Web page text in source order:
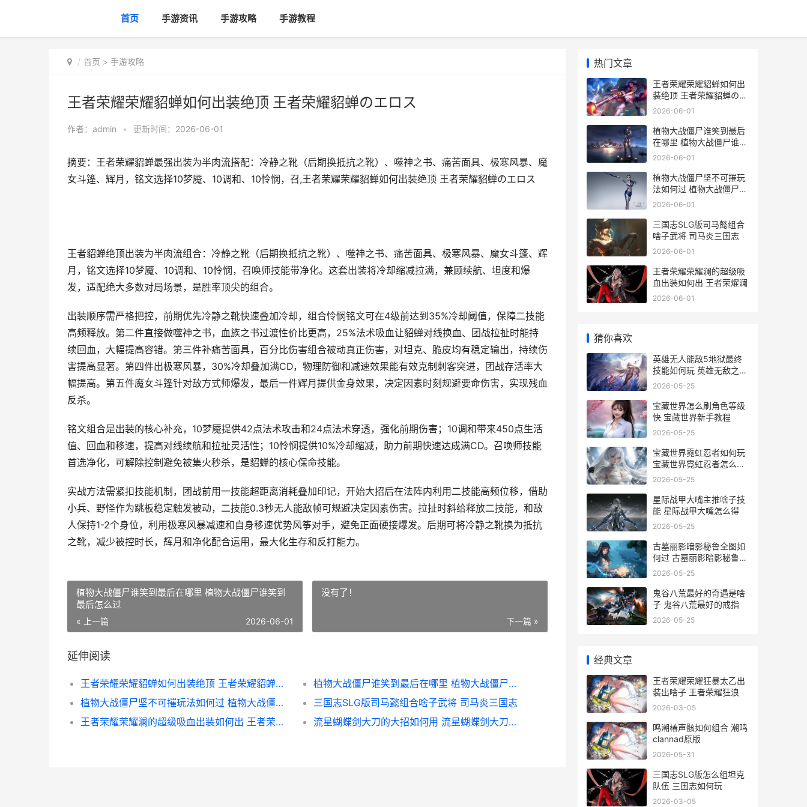
首页 手游资讯 手游攻略 手游教程
首页 > 手游攻略
王者荣耀荣耀貂蝉如何出装绝顶 王者荣耀貂蝉のエロス
作者： admin • 更新时间：2026-06-01
摘要：王者荣耀貂蝉最强出装为半肉流搭配：冷静之靴（后期换抵抗之靴）、噬神之书、痛苦面具、极寒风暴、魔
女斗篷、辉月，铭文选择10梦魇、10调和、10怜悯，召,王者荣耀荣耀貂蝉如何出装绝顶 王者荣耀貂蝉のエロス
王者貂蝉绝顶出装为半肉流组合：冷静之靴（后期换抵抗之靴）、噬神之书、痛苦面具、极寒风暴、魔女斗篷、辉
月，铭文选择10梦魇、10调和、10怜悯，召唤师技能带净化。这套出装将冷却缩减拉满，兼顾续航、坦度和爆
发，适配绝大多数对局场景，是胜率顶尖的组合。
出装顺序需严格把控，前期优先冷静之靴快速叠加冷却，组合怜悯铭文可在4级前达到35%冷却阈值，保障二技能
高频释放。第二件直接做噬神之书，血族之书过渡性价比更高，25%法术吸血让貂蝉对线换血、团战拉扯时能持
续回血，大幅提高容错。第三件补痛苦面具，百分比伤害组合被动真正伤害，对坦克、脆皮均有稳定输出，持续伤
害提高显著。第四件出极寒风暴，30%冷却叠加满CD，物理防御和减速效果能有效克制刺客突进，团战存活率大
幅提高。第五件魔女斗篷针对敌方式师爆发，最后一件辉月提供金身效果，决定因素时刻规避要命伤害，实现残血
反杀。
铭文组合是出装的核心补充，10梦魇提供42点法术攻击和24点法术穿透，强化前期伤害；10调和带来450点生活
值、回血和移速，提高对线续航和拉扯灵活性；10怜悯提供10%冷却缩减，助力前期快速达成满CD。召唤师技能
首选净化，可解除控制避免被集火秒杀，是貂蝉的核心保命技能。
实战方法需紧扣技能机制，团战前用一技能超距离消耗叠加印记，开始大招后在法阵内利用二技能高频位移，借助
小兵、野怪作为跳板稳定触发被动，二技能0.3秒无人能敌帧可规避决定因素伤害。拉扯时斜给释放二技能，和敌
人保持1-2个身位，利用极寒风暴减速和自身移速优势风筝对手，避免正面硬接爆发。后期可将冷静之靴换为抵抗
之靴，减少被控时长，辉月和净化配合运用，最大化生存和反打能力。
植物大战僵尸谁笑到最后在哪里 植物大战僵尸谁笑到
最后怎么过
« 上一篇 2026-06-01
没有了！
下一篇 »
延伸阅读
王者荣耀荣耀貂蝉如何出装绝顶 王者荣耀貂蝉のエロス
植物大战僵尸谁笑到最后在哪里 植物大战僵尸谁笑到最后怎么过
植物大战僵尸坚不可摧玩法如何过 植物大战僵尸坚不可摧攻略
三国志SLG版司马懿组合啥子武将 司马炎三国志
王者荣耀荣耀澜的超级吸血出装如何出 王者荣燿澜
流星蝴蝶剑大刀的大招如何用 流星蝴蝶剑大刀必杀技
热门文章
王者荣耀荣耀貂蝉如何出
装绝顶 王者荣耀貂蝉のエ
ロス
2026-06-01
植物大战僵尸谁笑到最后
在哪里 植物大战僵尸谁笑
到最后怎么过
2026-06-01
植物大战僵尸坚不可摧玩
法如何过 植物大战僵尸坚
不可摧攻略
2026-06-01
三国志SLG版司马懿组合
啥子武将 司马炎三国志
2026-06-01
王者荣耀荣耀澜的超级吸
血出装如何出 王者荣燿澜
2026-06-01
猜你喜欢
英雄无人能敌5地狱最终
技能如何玩 英雄无敌之万
人敌
2026-05-25
宝藏世界怎么刷角色等级
快 宝藏世界新手教程
2026-05-25
宝藏世界霓虹忍者如何玩
宝藏世界霓虹忍者怎么获
得
2026-05-25
星际战甲大嘴主推啥子技
能 星际战甲大嘴怎么得
2026-05-25
古墓丽影暗影秘鲁全图如
何过 古墓丽影暗影秘鲁古
墓
2026-05-25
鬼谷八荒最好的奇遇是啥
子 鬼谷八荒最好的戒指
2026-05-25
经典文章
王者荣耀荣耀狂暴太乙出
装出啥子 王者荣耀狂浪
2026-03-05
鸣潮椿声骸如何组合 潮鸣
clannad原版
2026-05-31
三国志SLG版怎么组坦克
队伍 三国志如何玩
2026-03-05